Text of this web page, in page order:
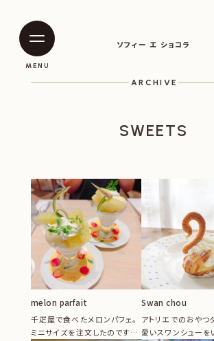
ソフィー エ ショコラ
MENU
ARCHIVE
SWEETS
melon parfait
千疋屋で食べたメロンパフェ。
ミニサイズを注文したのです
Swan chou
アトリエでのおやつ
愛いスワンシューを